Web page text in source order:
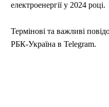
електроенергії у 2024 році.
Термінові та важливі
РБК-Україна в Telegram.